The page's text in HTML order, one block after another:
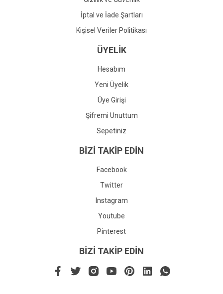
İptal ve İade Şartları
Kişisel Veriler Politikası
ÜYELİK
Hesabım
Yeni Üyelik
Üye Girişi
Şifremi Unuttum
Sepetiniz
BİZİ TAKİP EDİN
Facebook
Twitter
Instagram
Youtube
Pinterest
BİZİ TAKİP EDİN